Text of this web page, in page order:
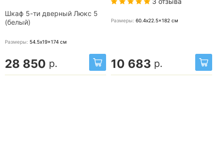
Шкаф 5-ти дверный Люкс 5
(белый)
Размеры: 54.5x19x174 см
28 850 р.
Размеры: 60.4x22.5x182 см
10 683 р.